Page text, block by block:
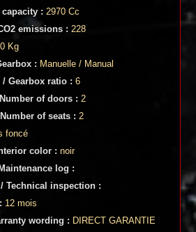
capacity :2970 Cc
emissions :228
Kg
: Manuelle / Manual
/ Gearbox ratio :6
of doors :2
of seats :2
foncé
color :noir
log :
Technical inspection :
12 mois
wording : DIRECT GARANTIE